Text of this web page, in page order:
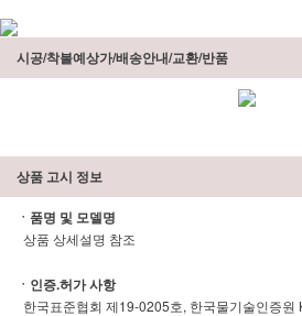
시공/착불예상가/배송안내/교환/반품
상품 고시 정보
ㆍ품명 및 모델명
상품 상세설명 참조
ㆍ인증.허가 사항
한국표준협회 제19-0205호, 한국물기술인증원